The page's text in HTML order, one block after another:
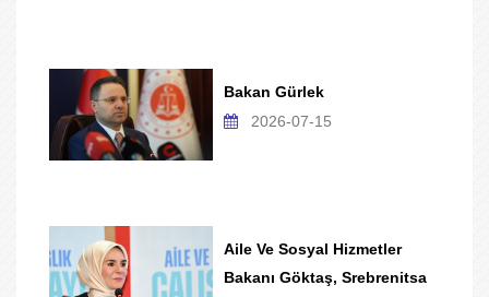
Bakan Gürlek
2026-07-15
Aile Ve Sosyal Hizmetler
Bakanı Göktaş, Srebrenitsa